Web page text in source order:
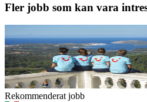
Fler jobb som kan vara
Rekommenderat jobb